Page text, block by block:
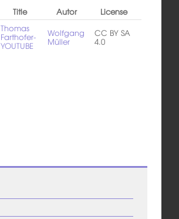
Title Autor
License
Thomas
Farthofer-
YOUTUBE
Wolfgang
Müller
CC BY SA
4.0